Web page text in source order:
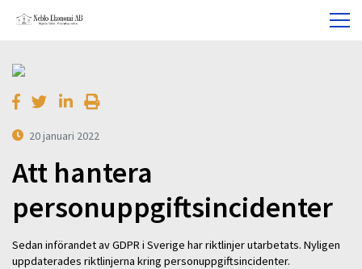
20 januari 2022
Att hantera
personuppgiftsincidenter
Sedan införandet av GDPR i Sverige har riktlinjer utarbetats. Nyligen
uppdaterades riktlinjerna kring personuppgiftsincidenter.